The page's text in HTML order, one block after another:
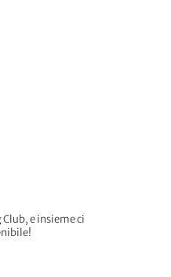
e insieme ci